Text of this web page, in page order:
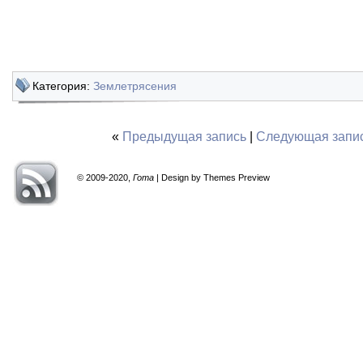
Категория: Землетрясения
« Предыдущая запись| Следующая
© 2009-2020, Гота | Design by Themes Preview